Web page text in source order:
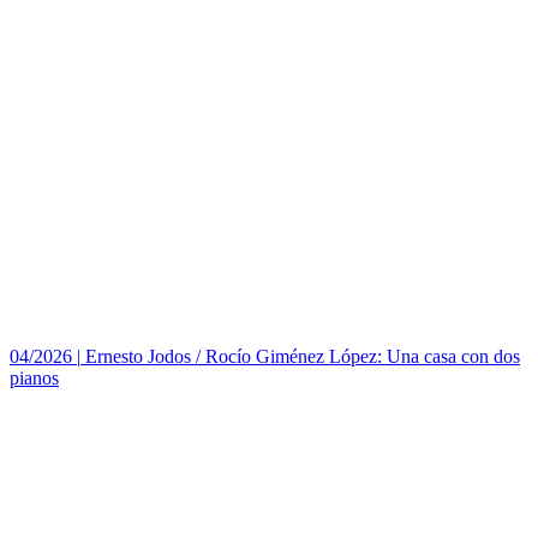
04/2026 | Ernesto Jodos / Rocío Giménez López: Una casa con dos
pianos